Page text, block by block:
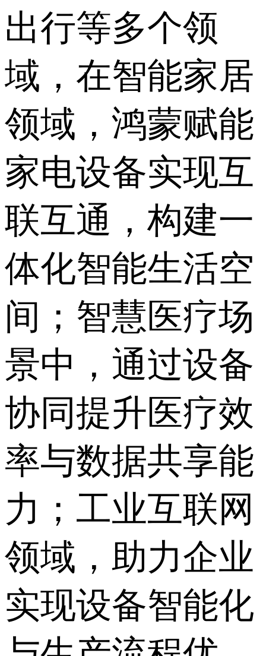
出行等多个领
域，在智能家居
领域，鸿蒙赋能
家电设备实现互
联互通，构建一
体化智能生活空
间；智慧医疗场
景中，通过设备
协同提升医疗效
率与数据共享能
力；工业互联网
领域，助力企业
实现设备智能化